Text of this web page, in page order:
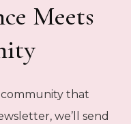
Meets
community that
we’ll send